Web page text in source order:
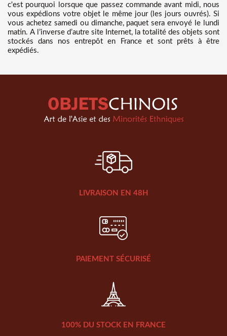
c'est pourquoi lorsque que passez commande avant midi, nous
vous expédions votre objet le même jour (les jours ouvrés). Si
vous achetez samedi ou dimanche, paquet sera envoyé le lundi
matin. A l’inverse d’autre site Internet, la totalité des objets sont
stockés dans nos entrepôt en France et sont prêts à être
expédiés.
LIVRAISON EN 48H
PAIEMENT SÉCURISÉ
100% DU STOCK EN FRANCE